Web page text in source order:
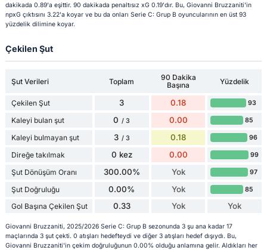
dakikada 0.89'a eşittir. 90 dakikada penaltısız xG 0.19'dır. Bu, Giovanni Bruzzaniti'in
npxG çıktısını 3.22'a koyar ve bu da onları Serie C: Grup B oyuncularının en üst 93
yüzdelik dilimine koyar.
Çekilen Şut
Şut Verileri Toplam
90 Dakika
Başına
Yüzdelik
Çekilen Şut 3 0.18 93
Kaleyi bulan şut 0 / 3 0.00 85
Kaleyi bulmayan şut 3 / 3 0.18 96
Direğe takılmak 0 kez 0.00 99
Şut Dönüşüm Oranı 300.00% Yok 97
Şut Doğruluğu 0.00% Yok 85
Gol Başına Çekilen Şut 0.33 Yok Yok
Giovanni Bruzzaniti, 2025/2026 Serie C: Grup B sezonunda 3 şu ana kadar 17
maçlarında 3 şut çekti. 0 atışları hedefteydi ve diğer 3 atışları hedef dışıydı. Bu,
Giovanni Bruzzaniti'in çekim doğruluğunun 0.00% olduğu anlamına gelir. Aldıkları her